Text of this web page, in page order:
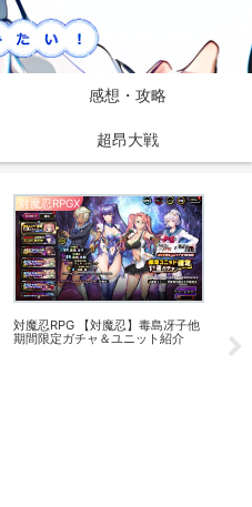
感想・攻略
超昂大戦
対魔忍RPGX
対魔忍RPG 【対魔忍】毒島冴子他
期間限定ガチャ＆ユニット紹介
す
名